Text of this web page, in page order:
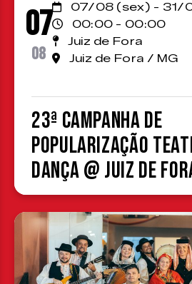
07
08
07/08 (sex) - 31/
00:00 - 00:00
Juiz de Fora
Juiz de Fora / MG
23ª Campanha de
Popularização
Dança @ Juiz de